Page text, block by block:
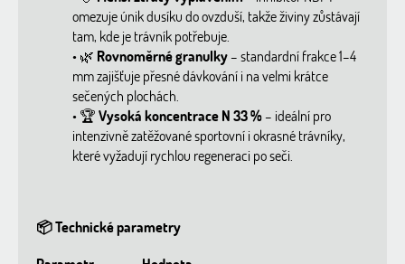
omezuje únik dusíku do ovzduší, takže živiny zůstávají
tam, kde je trávník potřebuje.
• 🌿 Rovnoměrné granulky– standardní frakce 1–4
mm zajišťuje přesné dávkování i na velmi krátce
sečených plochách.
• 🏆Vysoká koncentrace N 33 %– ideální pro
intenzivně zatěžované sportovní i okrasné trávníky,
které vyžadují rychlou regeneraci po seči.
📦 Technické parametry